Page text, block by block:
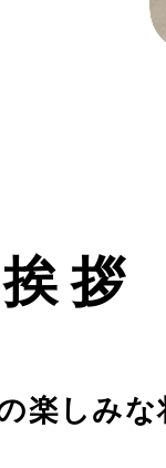
拶
楽しみな